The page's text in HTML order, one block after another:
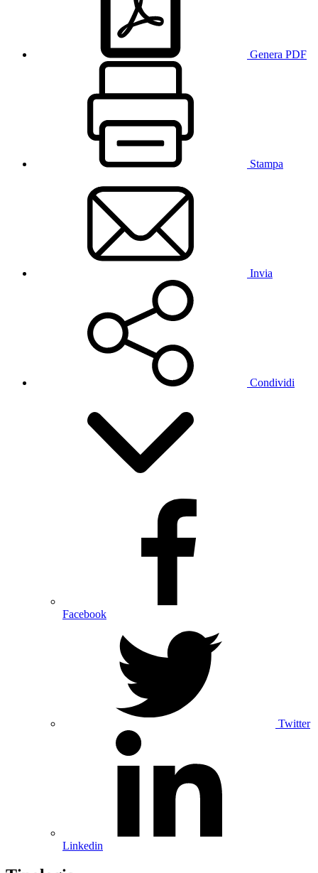
Genera PDF
Stampa
Invia
Condividi
Facebook
Twitter
Linkedin